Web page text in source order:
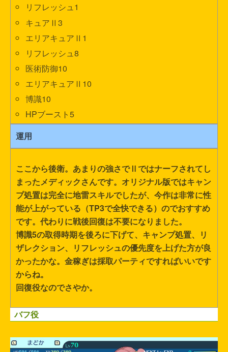
リフレッシュ1
キュアⅡ3
エリアキュアⅡ1
リフレッシュ8
医術防御10
エリアキュアⅡ10
博識10
HPブースト5
運用
ここから後衛。あまりの強さでⅡではナーフされてし
まったメディックさんです。オリジナル版ではキャン
プ処置は完全に地雷スキルでしたが、今作は非常に性
能が上がっている（TP3で全快できる）のでおすすめ
です。代わりに戦後回復は不要になりました。
博識5の取得時期を後ろに下げて、キャンプ処置、リ
ザレクション、リフレッシュの優先度を上げた方が良
かったかな。金稼ぎは採取パーティですればいいです
からね。
回復役なのでさやか。
バフ役